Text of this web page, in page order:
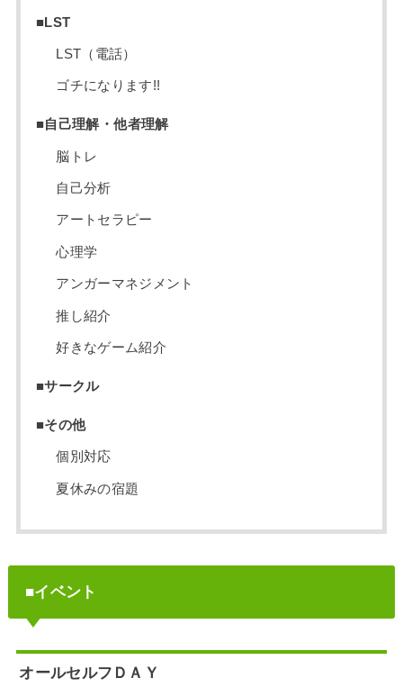
■LST
LST（電話）
ゴチになります!!
■自己理解・他者理解
脳トレ
自己分析
アートセラピー
心理学
アンガーマネジメント
推し紹介
好きなゲーム紹介
■サークル
■その他
個別対応
夏休みの宿題
■イベント
オールセルフＤＡＹ